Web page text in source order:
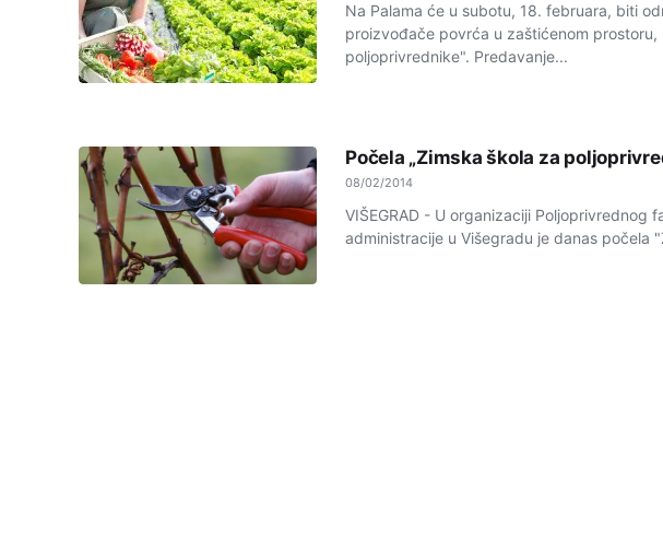
Na Palama će u subotu, 18. februara, biti
proizvođače povrća u zaštićenom
poljoprivrednike". Predavanje...
Počela „Zimska škola za
08/02/2014
VIŠEGRAD - U organizaciji Poljoprivrednog
administracije u Višegradu je danas počela